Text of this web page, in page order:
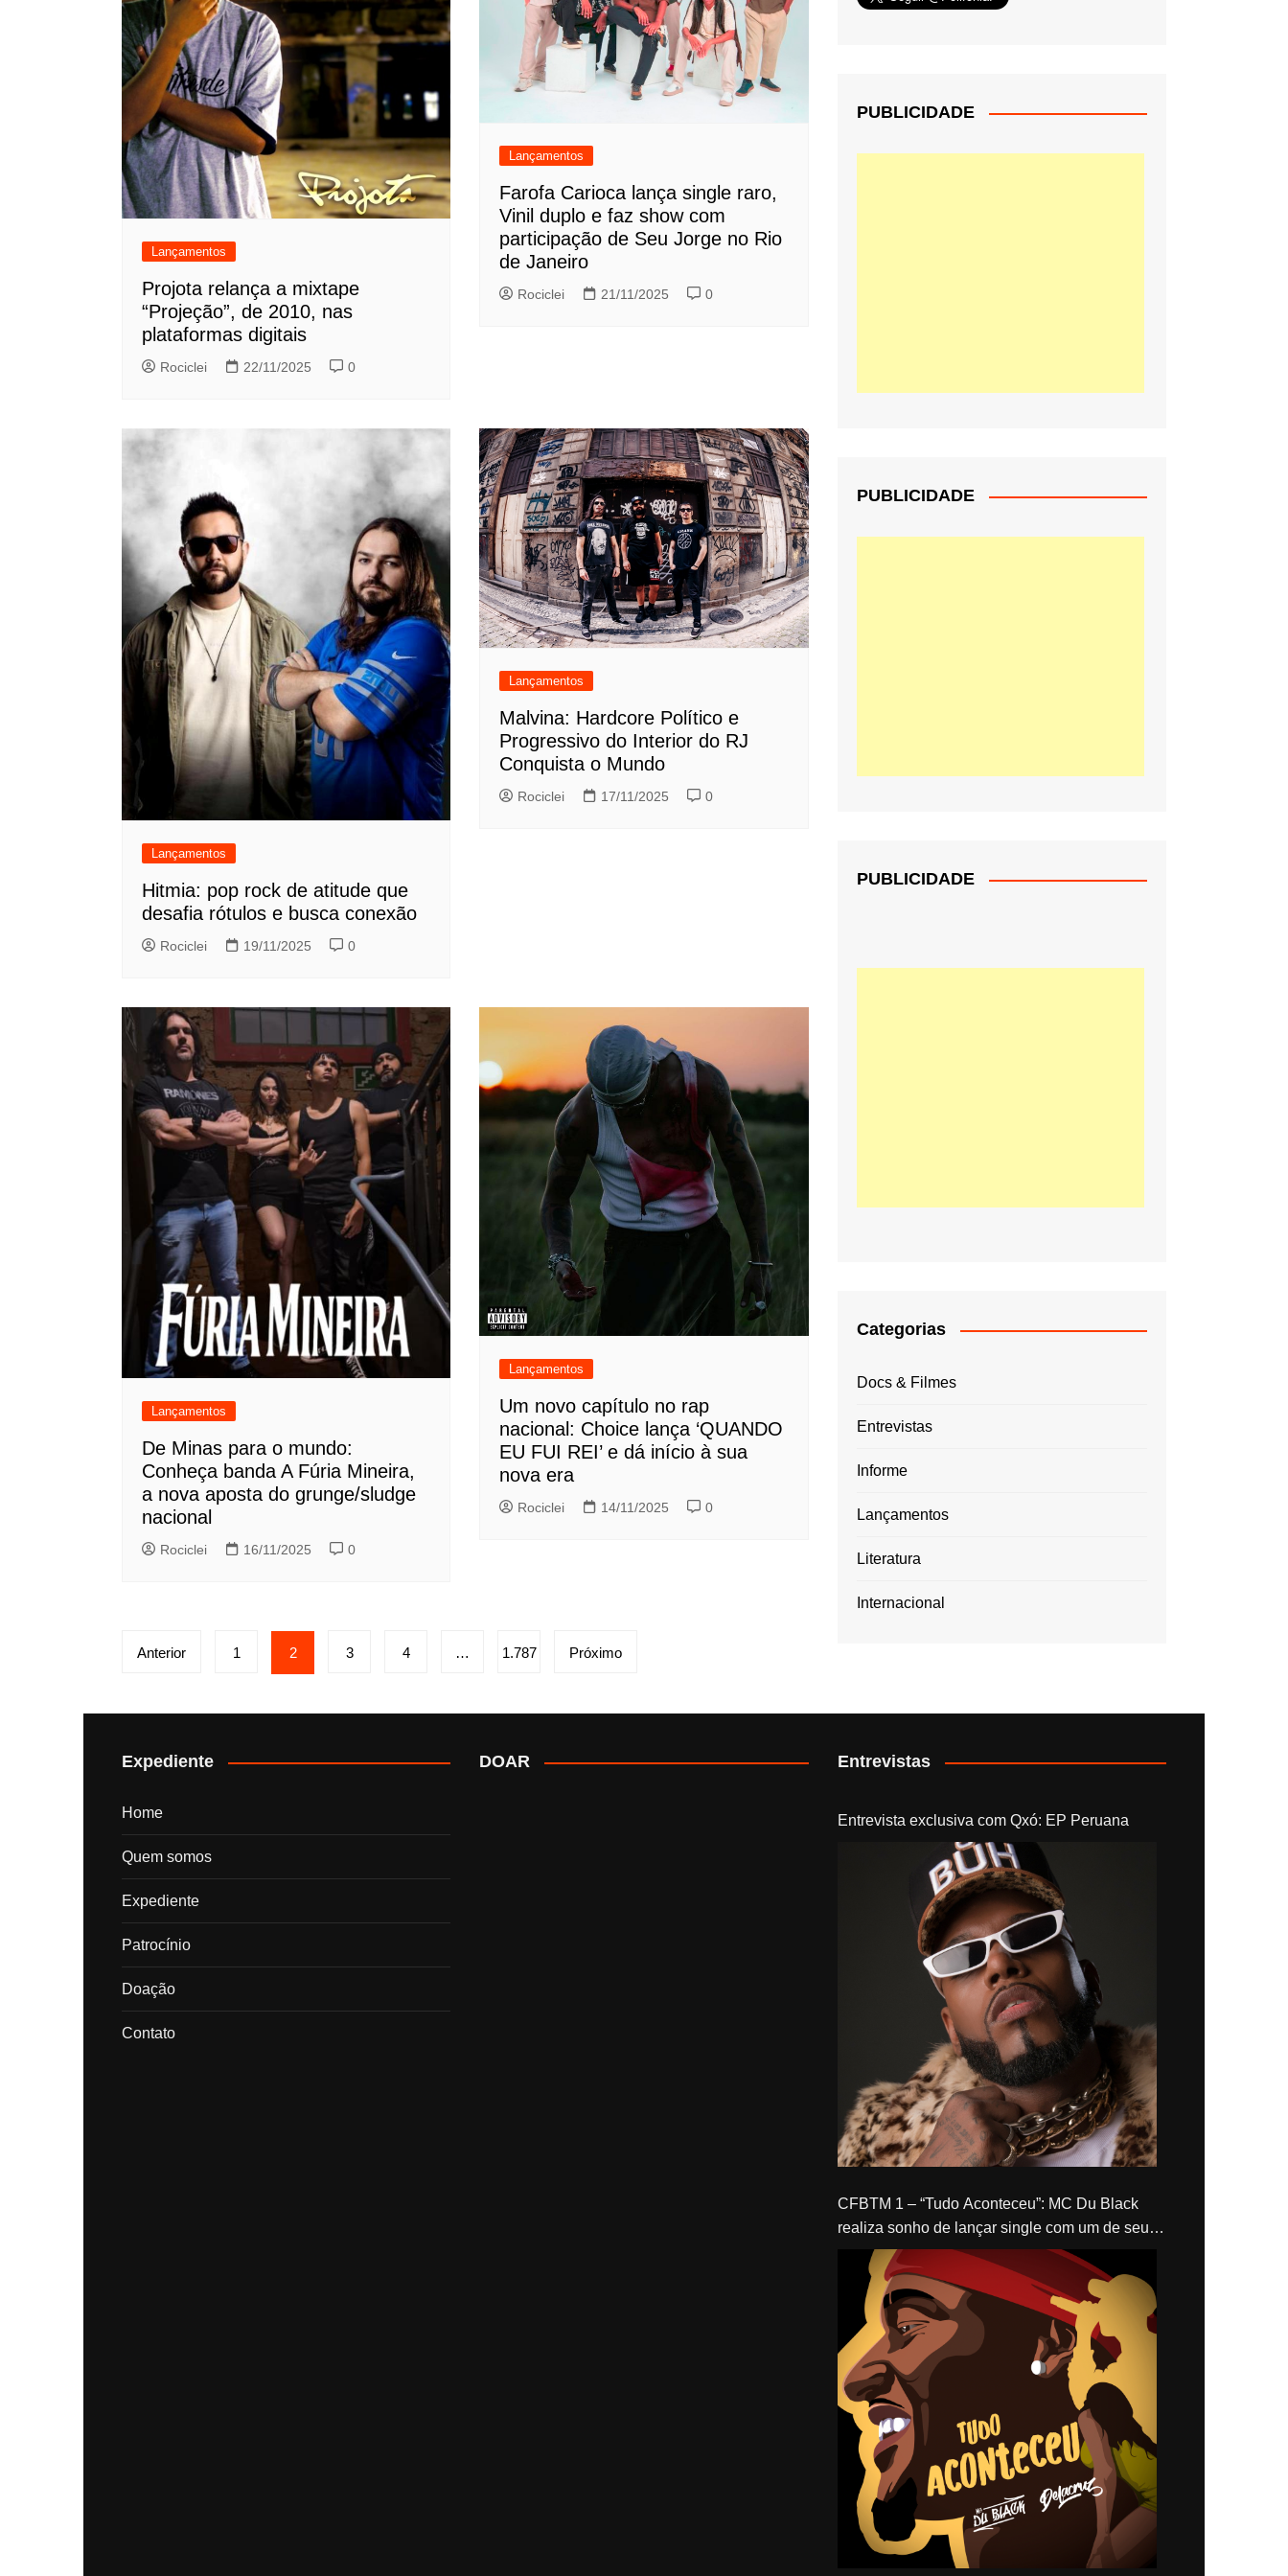
Lançamentos
Projota relança a mixtape
“Projeção”, de 2010, nas
plataformas digitais
Rociclei 22/11/2025 0
Lançamentos
Farofa Carioca lança single raro,
Vinil duplo e faz show com
participação de Seu Jorge no Rio
de Janeiro
Rociclei 21/11/2025 0
Lançamentos
Hitmia: pop rock de atitude que
desafia rótulos e busca conexão
Rociclei 19/11/2025 0
Lançamentos
Malvina: Hardcore Político e
Progressivo do Interior do RJ
Conquista o Mundo
Rociclei 17/11/2025 0
Lançamentos
De Minas para o mundo:
Conheça banda A Fúria Mineira,
a nova aposta do grunge/sludge
nacional
Rociclei 16/11/2025 0
Lançamentos
Um novo capítulo no rap
nacional: Choice lança ‘QUANDO
EU FUI REI’ e dá início à sua
nova era
Rociclei 14/11/2025 0
Paginação
posts
Anterior 1 2 3 4 … 1.787 Próximo
PUBLICIDADE
PUBLICIDADE
PUBLICIDADE
Categorias
Docs & Filmes
Entrevistas
Informe
Lançamentos
Literatura
Internacional
Expediente
Home
Quem somos
Expediente
Patrocínio
Doação
Contato
DOAR Entrevistas
Entrevista exclusiva com Qxó: EP Peruana
CFBTM 1 – “Tudo Aconteceu”: MC Du Black
realiza sonho de lançar single com um de seus
ídolos, Delacruz